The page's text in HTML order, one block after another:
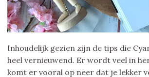
Inhoudelijk gezien zijn de tips die
heel vernieuwend. Er wordt veel in
komt er vooral op neer dat je lekker